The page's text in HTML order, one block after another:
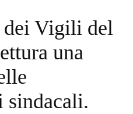
dei Vigili del
una
sindacali.